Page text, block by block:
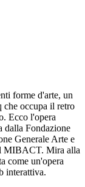
forme d'arte, un
che occupa il retro
Ecco l'opera
dalla Fondazione
Generale Arte e
MIBACT. Mira alla
come un'opera
interattiva.